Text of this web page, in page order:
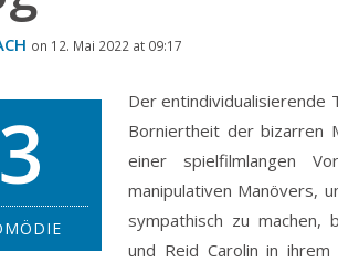
on 12. Mai 2022 at 09:17
3 Der entindividualisierende
Borniertheit der bizarren
einer spielfilmlangen
manipulativen Manövers,
sympathisch zu machen,
und Reid Carolin in